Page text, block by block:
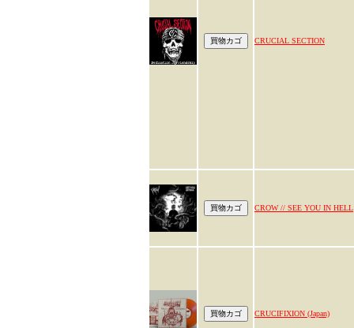
CRUCIAL SECTION
CROW // SEE YOU IN HELL
CRUCIFIXION (Japan)